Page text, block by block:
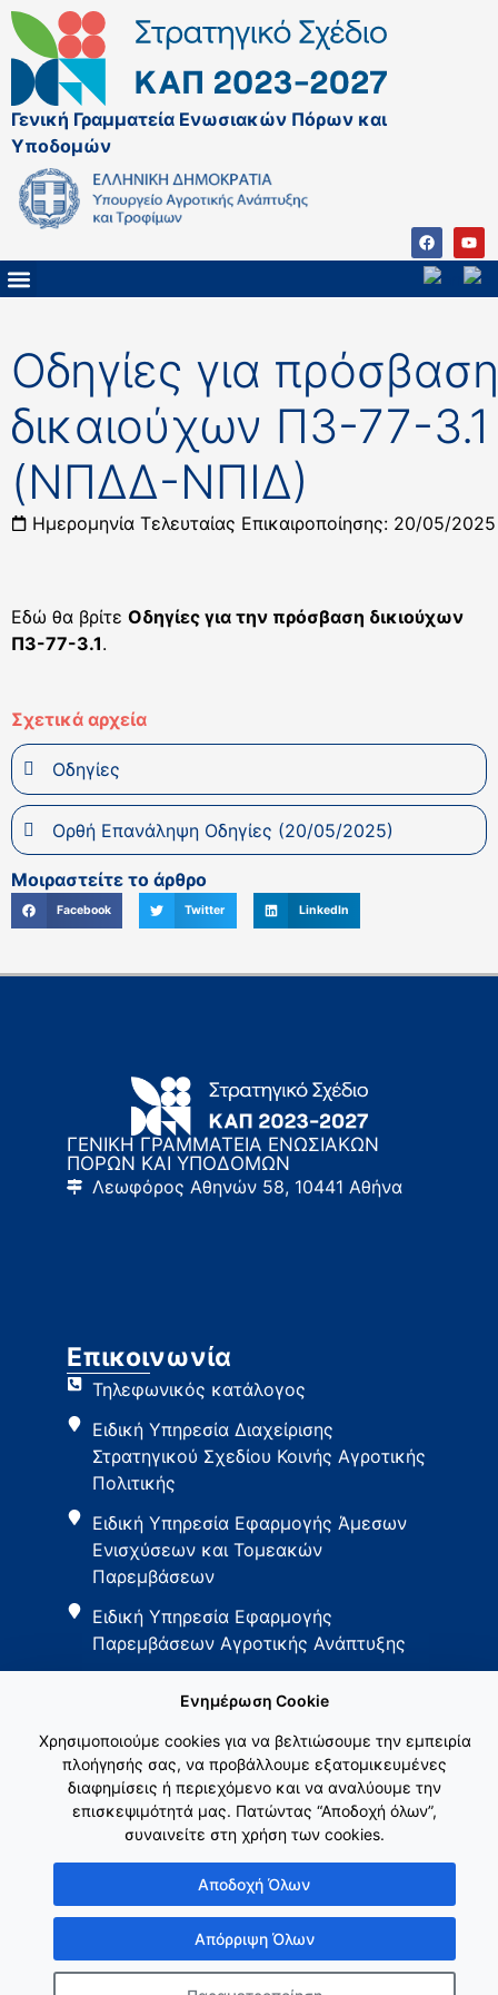
Γενική Γραμματεία Ενωσιακών Πόρων και
Υποδομών
Οδηγίες για πρόσβαση
δικαιούχων Π3-77-3.1
(ΝΠΔΔ-ΝΠΙΔ)
Ημερομηνία Τελευταίας Επικαιροποίησης: 20/05/2025
Εδώ θα βρίτε Οδηγίες για την πρόσβαση δικιούχων
Π3-77-3.1.
Σχετικά αρχεία
Οδηγίες
Ορθή Επανάληψη Οδηγίες (20/05/2025)
Μοιραστείτε το άρθρο
Facebook Twitter LinkedIn
ΓΕΝΙΚΗ ΓΡΑΜΜΑΤΕΙΑ ΕΝΩΣΙΑΚΩΝ
ΠΟΡΩΝ ΚΑΙ ΥΠΟΔΟΜΩΝ
Λεωφόρος Αθηνών 58, 10441 Αθήνα
Επικοινωνία
Τηλεφωνικός κατάλογος
Ειδική Υπηρεσία Διαχείρισης
Στρατηγικού Σχεδίου Κοινής Αγροτικής
Πολιτικής
Ειδική Υπηρεσία Εφαρμογής Άμεσων
Ενισχύσεων και Τομεακών
Παρεμβάσεων
Ειδική Υπηρεσία Εφαρμογής
Παρεμβάσεων Αγροτικής Ανάπτυξης
Εθνικό Δίκτυο ΚΑΠ
Copyright © Γενική Γραμματεία Ενωσιακών Πόρων & Υποδομών
Κατασκευή ιστοσελίδαςλimeframe
Ενημέρωση Cookie
Χρησιμοποιούμε cookies για να βελτιώσουμε την εμπειρία
πλοήγησής σας, να προβάλλουμε εξατομικευμένες
διαφημίσεις ή περιεχόμενο και να αναλύουμε την
επισκεψιμότητά μας. Πατώντας “Αποδοχή όλων”,
συναινείτε στη χρήση των cookies.
Αποδοχή Όλων
Απόρριψη Όλων